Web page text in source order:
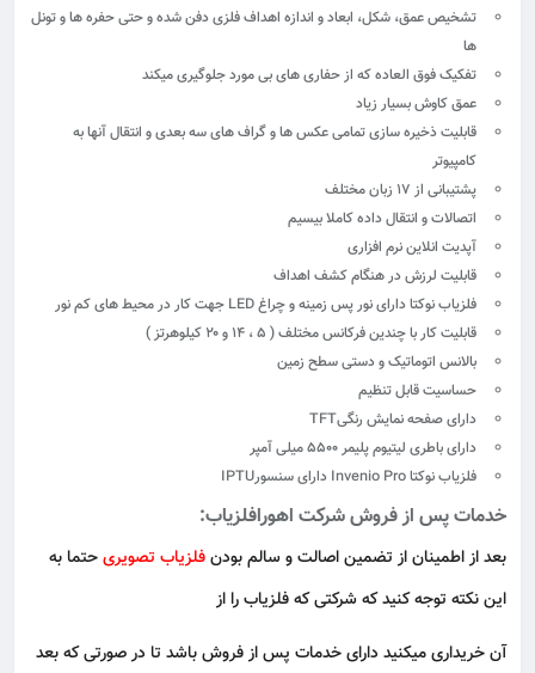
تشخیص عمق، شکل، ابعاد و اندازه اهداف فلزی دفن شده و حتی حفره ها و تونل
ها
تفکیک فوق العاده که از حفاری های بی مورد جلوگیری میکند
عمق کاوش بسیار زیاد
قابلیت ذخیره سازی تمامی عکس ها و گراف های سه بعدی و انتقال آنها به
کامپیوتر
پشتیبانی از ۱۷ زبان مختلف
اتصالات و انتقال داده کاملا بیسیم
آپدیت انلاین نرم افزاری
قابلیت لرزش در هنگام کشف اهداف
فلزیاب نوکتا دارای نور پس زمینه و چراغ LED جهت کار در محیط های کم نور
قابلیت کار با چندین فرکانس مختلف ( ۵ ، ۱۴ و ۲۰ کیلوهرتز )
بالانس اتوماتیک و دستی سطح زمین
حساسیت قابل تنظیم
دارای صفحه نمایش رنگیTFT
دارای باطری لیتیوم پلیمر ۵۵۰۰ میلی آمپر
فلزیاب نوکتا Invenio Pro دارای سنسورIPTU
خدماتپس از فروششرکت اهورافلزیاب:
بعد از اطمینان از تضمین اصالت و سالم بودنفلزیاب تصویریحتما به
این نکته توجه کنید که شرکتی که فلزیاب را از
آن خریداری میکنید دارای خدمات پس از فروش باشد تا در صورتی که بعد